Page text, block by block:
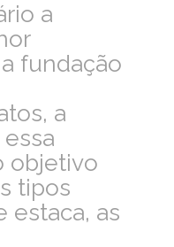
a
fundação
a
objetivo
tipos
estaca, as